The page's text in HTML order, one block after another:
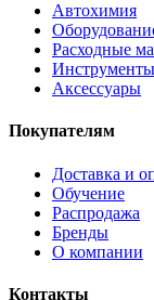
Автохимия
Расходные
Инструменты
Аксессуары
Покупателям
Доставка и
Обучение
Распродажа
Бренды
О компании
Контакты